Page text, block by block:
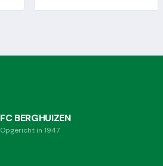
FC BERGHUIZEN
Opgericht in 1947